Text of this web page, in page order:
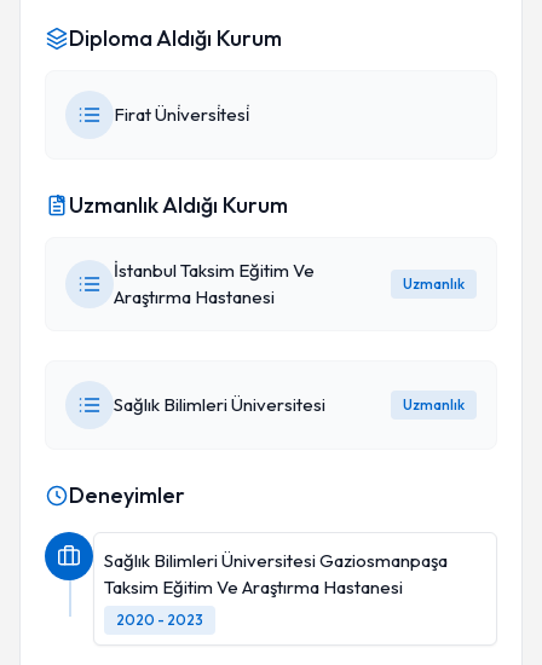
Diploma Aldığı Kurum
Firat Üni̇versi̇tesi̇
Uzmanlık Aldığı Kurum
İstanbul Taksim Eğitim Ve
Araştırma Hastanesi
Uzmanlık
Sağlık Bilimleri Üniversitesi Uzmanlık
Deneyimler
Sağlık Bilimleri Üniversitesi Gaziosmanpaşa
Taksim Eğitim Ve Araştırma Hastanesi
2020 - 2023